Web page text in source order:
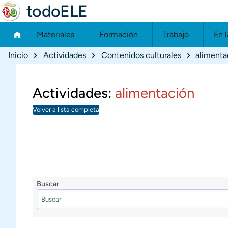
todoELE
Materiales Formación Trabajo En
Ruta de navegación
Inicio Actividades Contenidos culturales
Actividades: alimentación
Volver a lista completa
Buscar